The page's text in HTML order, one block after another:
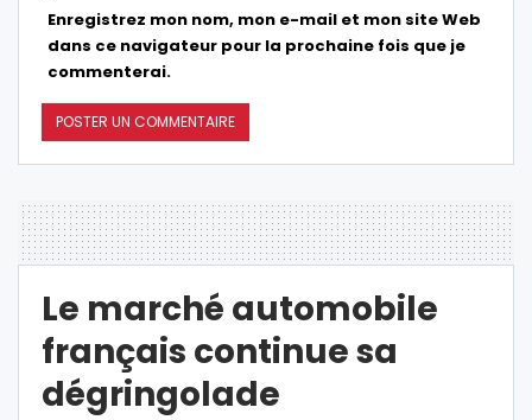
Enregistrez mon nom, mon e-mail et mon site Web
dans ce navigateur pour la prochaine fois que je
commenterai.
Le marché automobile
français continue sa
dégringolade